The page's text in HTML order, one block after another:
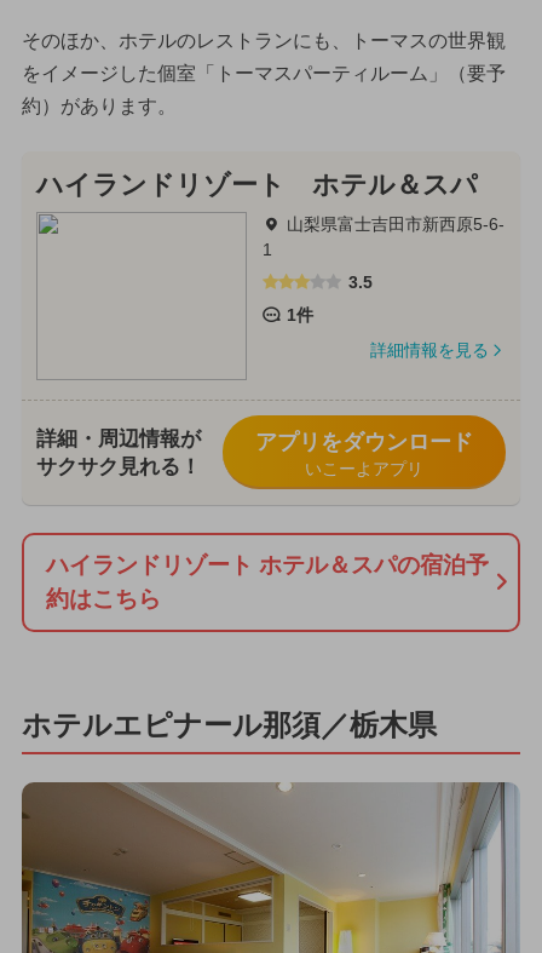
そのほか、ホテルのレストランにも、トーマスの世界観
をイメージした個室「トーマスパーティルーム」（要予
約）があります。
ハイランドリゾート ホテル＆スパ
山梨県富士吉田市新西原5-6-
1
3.5
1件
詳細情報を見る
詳細・周辺情報が
サクサク見れる！
アプリをダウンロード
いこーよアプリ
ハイランドリゾート ホテル＆スパの宿泊予
約はこちら
ホテルエピナール那須／栃木県